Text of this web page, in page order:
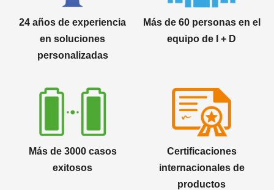
24 años de experiencia
en soluciones
personalizadas
Más de 60 personas en el
equipo de I + D
Más de 3000 casos
exitosos
Certificaciones
internacionales de
productos